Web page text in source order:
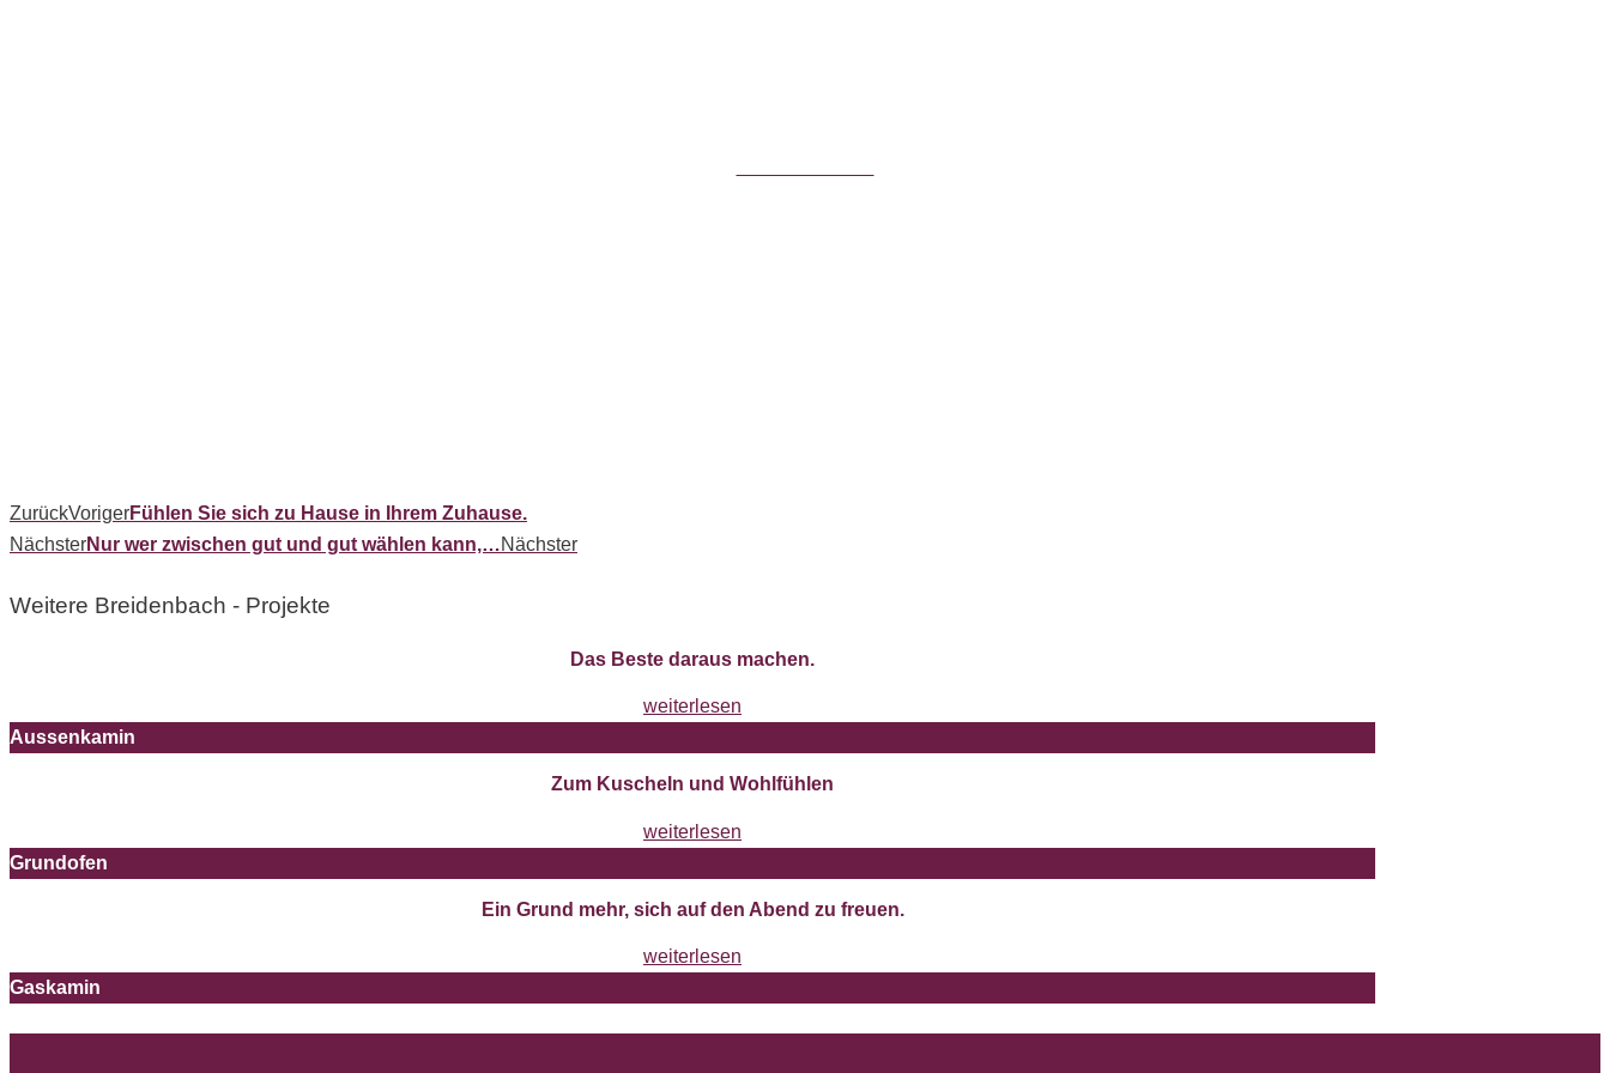
ZurückVorigerFühlen Sie sich zu Hause in Ihrem Zuhause.
NächsterNur wer zwischen gut und gut wählen kann,…Nächster
Weitere Breidenbach - Projekte
Das Beste daraus machen.
weiterlesen
Aussenkamin
Zum Kuscheln und Wohlfühlen
weiterlesen
Grundofen
Ein Grund mehr, sich auf den Abend zu freuen.
weiterlesen
Gaskamin